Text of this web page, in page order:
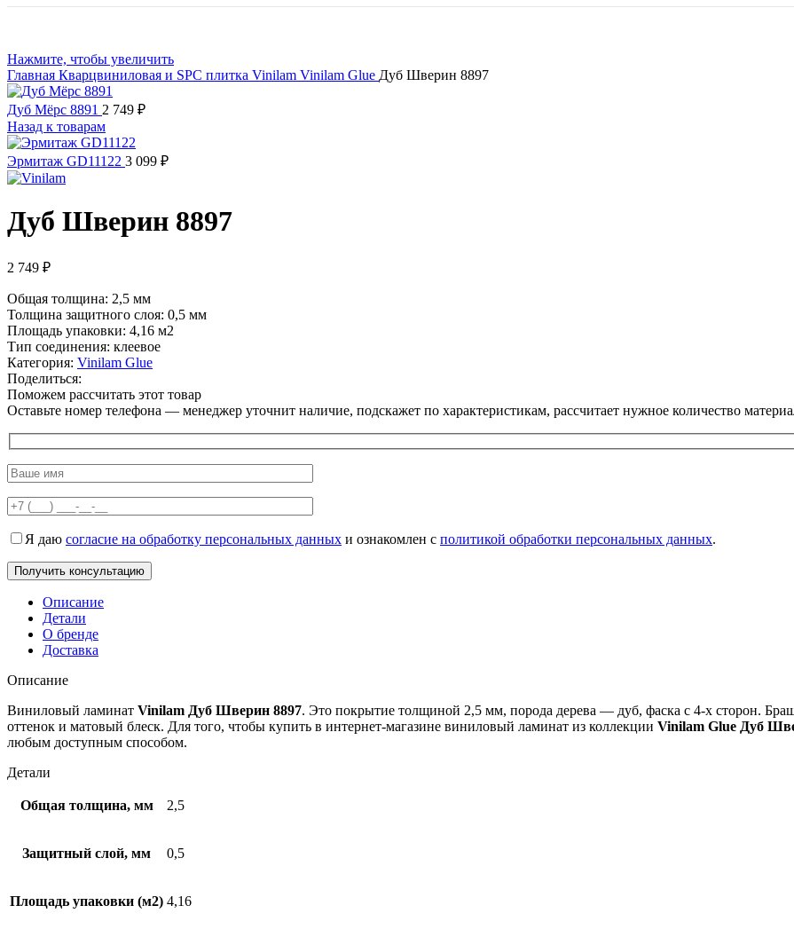
Нажмите, чтобы увеличить
Главная Кварцвиниловая и SPC плитка Vinilam Vinilam Glue Дуб Шверин 8897
Дуб Мёрс 8891 2 749 ₽
Назад к товарам
Эрмитаж GD11122 3 099 ₽
Дуб Шверин 8897
2 749 ₽
Общая толщина: 2,5 мм
Толщина защитного слоя: 0,5 мм
Площадь упаковки: 4,16 м2
Тип соединения: клеевое
Категория: Vinilam Glue
Поделиться:
Поможем рассчитать этот товар
Оставьте номер телефона — менеджер уточнит наличие, подскажет по характеристикам, рассчитает нужное количество
Я даю согласие на обработку персональных данных и ознакомлен с политикой обработки персональных данных.
Описание
Детали
О бренде
Доставка
Описание
Виниловый ламинат Vinilam Дуб Шверин 8897. Это покрытие толщиной 2,5 мм, порода дерева — дуб, фаска с 4-х сторон.
оттенок и матовый блеск. Для того, чтобы купить в интернет-магазине виниловый ламинат из коллекции Vinilam Glue Дуб
любым доступным способом.
Детали
Общая толщина, мм 2,5
Защитный слой, мм 0,5
Площадь упаковки (м2) 4,16